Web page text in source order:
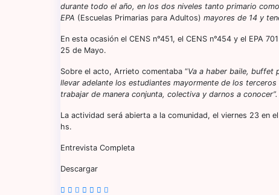
durante todo el año, en los dos niveles tanto primario
EPA (Escuelas Primarias para Adultos) mayores de 14 y
En esta ocasión el CENS n°451, el CENS n°454 y el EPA
25 de Mayo.
Sobre el acto, Arrieto comentaba “Va a haber baile, buffet
llevar adelante los estudiantes mayormente de los
trabajar de manera conjunta, colectiva y darnos a conocer”.
La actividad será abierta a la comunidad, el viernes 23 en
hs.
Entrevista Completa
Descargar